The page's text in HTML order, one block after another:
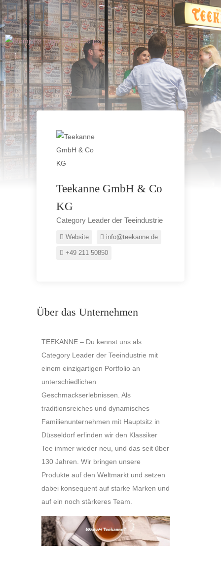
Teekanne GmbH & Co
KG
Category Leader der Teeindustrie
Website info@teekanne.de
+49 211 50850
Über das Unternehmen
TEEKANNE – Du kennst uns als
Category Leader der Teeindustrie mit
einem einzigartigen Portfolio an
unterschiedlichen
Geschmackserlebnissen. Als
traditionsreiches und dynamisches
Familienunternehmen mit Hauptsitz in
Düsseldorf erfinden wir den Klassiker
Tee immer wieder neu, und das seit über
130 Jahren. Wir bringen unsere
Produkte auf den Weltmarkt und setzen
dabei konsequent auf starke Marken und
auf ein noch stärkeres Team.